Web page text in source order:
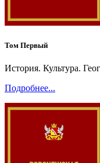
Том Первый
История. Культура.
Подробнее...